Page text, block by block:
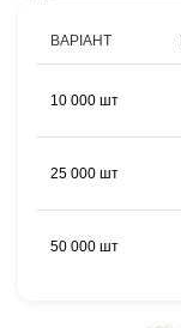
ВАРІАНТ
10 000 шт
25 000 шт
50 000 шт